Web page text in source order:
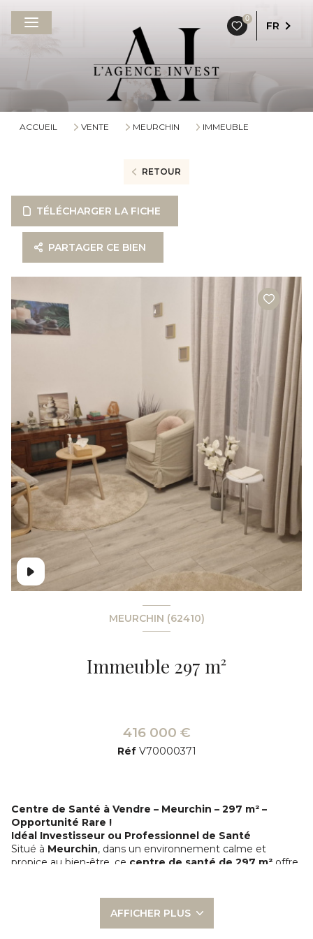
0
FR
ACCUEIL VENTE MEURCHIN IMMEUBLE
RETOUR
TÉLÉCHARGER LA FICHE
PARTAGER CE BIEN
MEURCHIN (62410)
Immeuble 297 m²
416 000 €
Réf V70000371
Centre de Santé à Vendre – Meurchin – 297 m² –
Opportunité Rare !
Idéal Investisseur ou Professionnel de Santé
Situé à Meurchin, dans un environnement calme et
propice au bien-être, ce centre de santé de 297 m² offre
Description du bien :
AFFICHER PLUS